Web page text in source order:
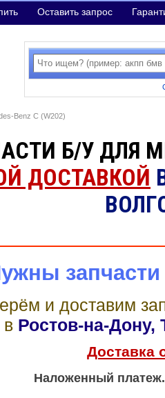
Оставить запрос
Benz C (W202)
Б/У ДЛЯ
ДОСТАВКОЙ
запчасти
и доставим
в Ростов-на-Дону,
Доставка
Наложенный